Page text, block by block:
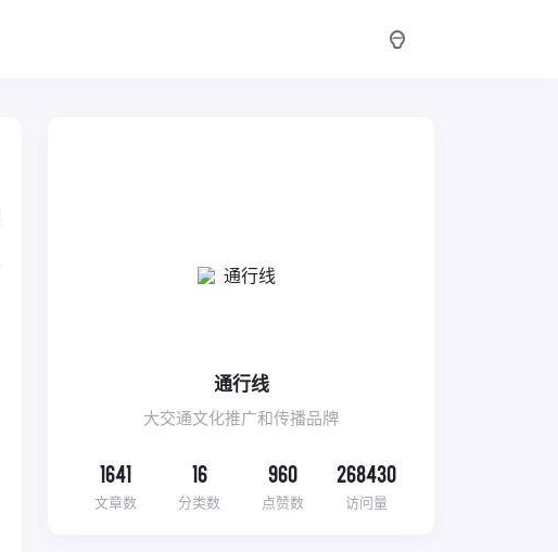
通行线
大交通文化推广和传播品牌
1641
文章数
16
分类数
960
点赞数
268430
访问量